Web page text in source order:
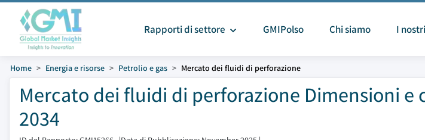
Rapporti di settore GMIPolso Chi siamo I
Home Energia e risorse Petrolio e gas Mercato dei fluidi di perforazione
Mercato dei fluidi di perforazione Dimensioni e
2034